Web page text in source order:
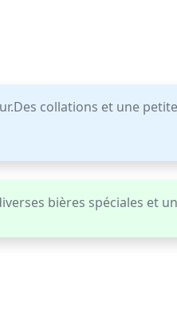
collations et une
bières spéciales et